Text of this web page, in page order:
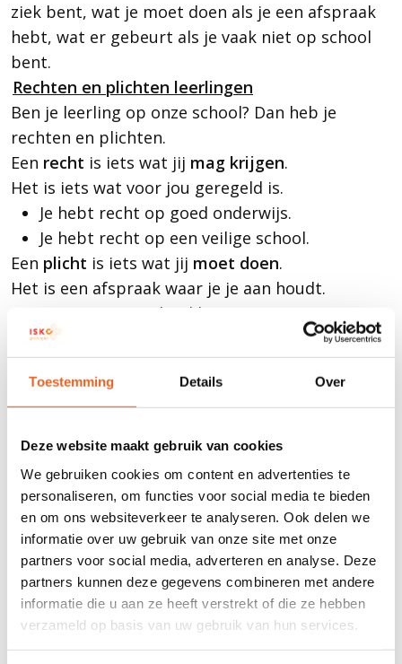
Toestemming Details Over
Deze website maakt gebruik van cookies
We gebruiken cookies om content en advertenties te
personaliseren, om functies voor social media te bieden
en om ons websiteverkeer te analyseren. Ook delen we
informatie over uw gebruik van onze site met onze
partners voor social media, adverteren en analyse. Deze
partners kunnen deze gegevens combineren met andere
informatie die u aan ze heeft verstrekt of die ze hebben
verzameld op basis van uw gebruik van hun services.
ziek bent, wat je moet doen als je een afspraak
hebt, wat er gebeurt als je vaak niet op school
bent.
Rechten en plichten leerlingen
Ben je leerling op onze school? Dan heb je
rechten en plichten.
Een recht is iets wat jij mag krijgen.
Het is iets wat voor jou geregeld is.
Je hebt recht op goed onderwijs.
Je hebt recht op een veilige school.
Een plicht is iets wat jij moet doen.
Het is een afspraak waar je je aan houdt.
Je moet naar school komen
Je moet je aan de schoolregels houden.
Je moet meedoen in de les.
Documenten van Openbaar
Onderwijs Groningen
Op de website van Openbaar Onderwijs
Groningen staan regels en afspraken voor alle
scholen die bij die stichting horen. Deze regels
gelden ook voor onze school.
Je vindt daar onder andere:
het leerlingenstatuut
de beroepsprocedure